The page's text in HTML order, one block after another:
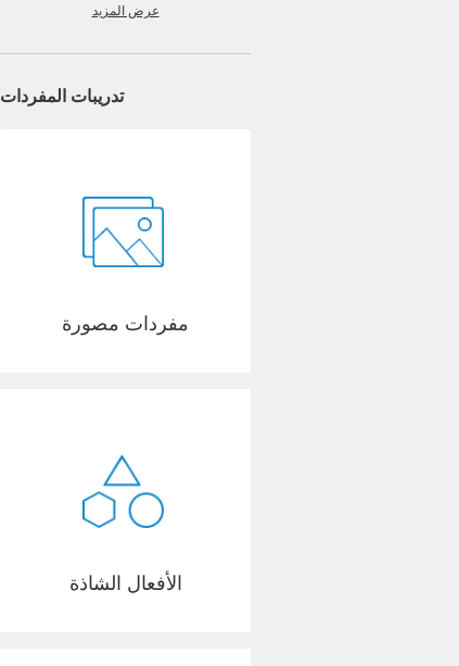
عرض المزيد
تدريبات المفردات
مفردات مصورة
الأفعال الشاذة